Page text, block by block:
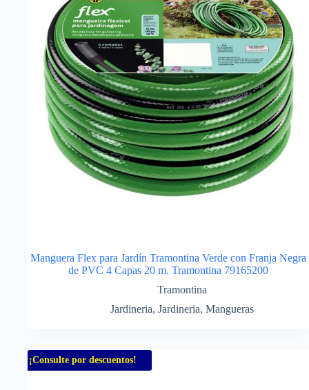
Manguera Flex para Jardín Tramontina Verde con Franja Negra
de PVC 4 Capas 20 m. Tramontina 79165200
Tramontina
Jardineria, Jardineria, Mangueras
¡Consulte por descuentos!